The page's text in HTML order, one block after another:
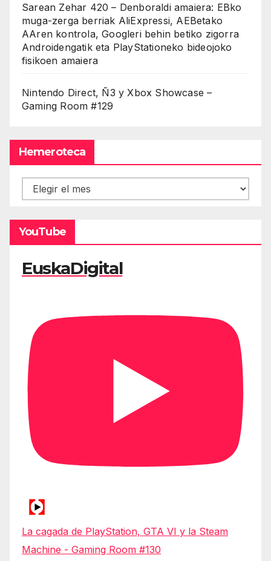
Sarean Zehar 420 – Denboraldi amaiera: EBko
muga-zerga berriak AliExpressi, AEBetako
AAren kontrola, Googleri behin betiko zigorra
Androidengatik eta PlayStationeko bideojoko
fisikoen amaiera
Nintendo Direct, Ñ3 y Xbox Showcase –
Gaming Room #129
Hemeroteca
Hemeroteca
YouTube
EuskaDigital
La cagada de PlayStation, GTA VI y la Steam
Machine - Gaming Room #130